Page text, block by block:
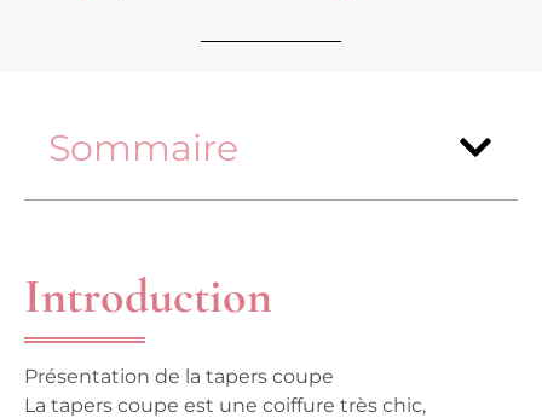
Sommaire
Introduction
Présentation de la tapers coupe
La tapers coupe est une coiffure très chic,